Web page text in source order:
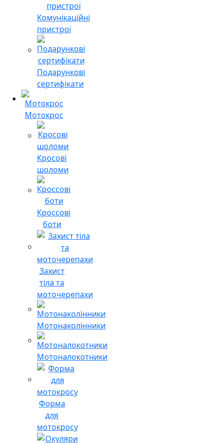
Комунікаційні
пристрої
Подарункові
сертифікати
Мотокрос
Кросові
шоломи
Кроссові
боти
Захист
тіла та
моточерепахи
Мотонаколінники
Мотоналокотники
Форма
для
мотокросу